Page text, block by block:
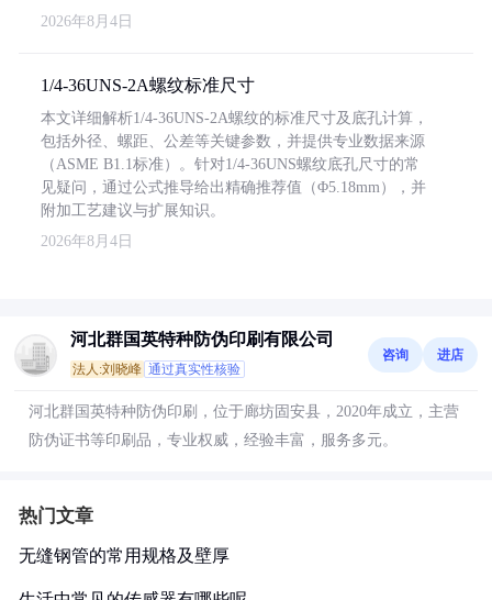
2026年8月4日
1/4-36UNS-2A螺纹标准尺寸
本文详细解析1/4-36UNS-2A螺纹的标准尺寸及底孔计算，
包括外径、螺距、公差等关键参数，并提供专业数据来源
（ASME B1.1标准）。针对1/4-36UNS螺纹底孔尺寸的常
见疑问，通过公式推导给出精确推荐值（Φ5.18mm），并
附加工艺建议与扩展知识。
2026年8月4日
河北群国英特种防伪印刷有限公司
法人:刘晓峰 通过真实性核验
咨询 进店
河北群国英特种防伪印刷，位于廊坊固安县，2020年成立，主营
防伪证书等印刷品，专业权威，经验丰富，服务多元。
热门文章
无缝钢管的常用规格及壁厚